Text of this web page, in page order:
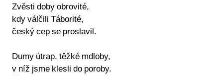
Zvěsti doby obrovité,
kdy válčili Táborité,
český cep se proslavil.
Dumy útrap, těžké mdloby,
v níž jsme klesli do poroby.